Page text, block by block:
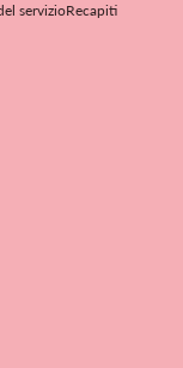
servizioRecapiti